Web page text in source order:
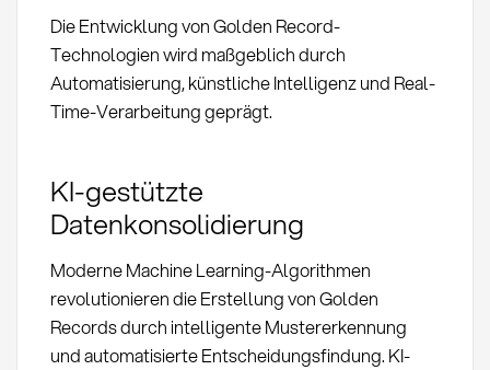
Die Entwicklung von Golden Record-
Technologien wird maßgeblich durch
Automatisierung, künstliche Intelligenz und Real-
Time-Verarbeitung geprägt.
KI-gestützte
Datenkonsolidierung
Moderne Machine Learning-Algorithmen
revolutionieren die Erstellung von Golden
Records durch intelligente Mustererkennung
und automatisierte Entscheidungsfindung. KI-